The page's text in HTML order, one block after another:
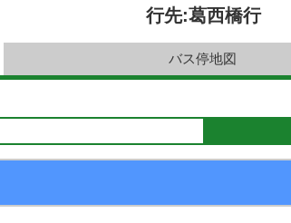
行先:葛西橋行
バス停地図